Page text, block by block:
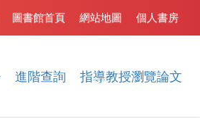
進階查詢 指導教授瀏覽論文
個人書房
網站地圖
圖書館首頁